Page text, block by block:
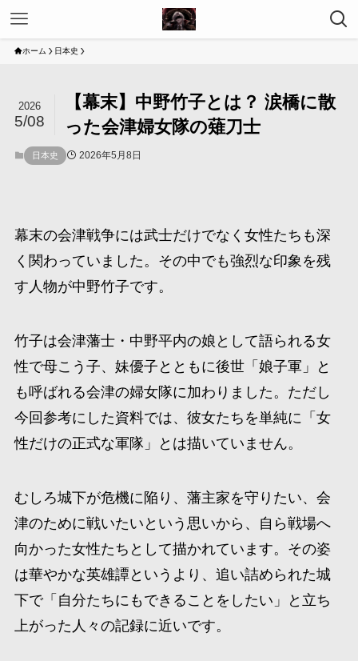
ホーム 日本史
【幕末】中野竹子とは？ 涙橋に散
った会津婦女隊の薙刀士
2026
5/08
日本史 2026年5月8日
幕末の会津戦争には武士だけでなく女性たちも深
く関わっていました。その中でも強烈な印象を残
す人物が中野竹子です。
竹子は会津藩士・中野平内の娘として語られる女
性で母こう子、妹優子とともに後世「娘子軍」と
も呼ばれる会津の婦女隊に加わりました。ただし
今回参考にした資料では、彼女たちを単純に「女
性だけの正式な軍隊」とは描いていません。
むしろ城下が危機に陥り、藩主家を守りたい、会
津のために戦いたいという思いから、自ら戦場へ
向かった女性たちとして描かれています。その姿
は華やかな英雄譚というより、追い詰められた城
下で「自分たちにもできることをしたい」と立ち
上がった人々の記録に近いです。